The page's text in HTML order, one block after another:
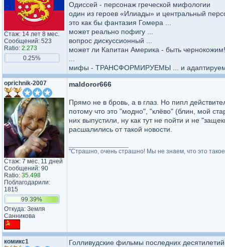
Стаж: 14 лет 8 мес.
Сообщений: 523
Ratio: 2.273
0.25%
Одиссей - персонаж греческой мифологии
один из героев «Илиады» и центральный
это как бы фантазия Гомера ...
может реально пофигу ...
вопрос дискуссионный ...
может ли Капитан Америка - быть
мифы - ТРАНСФОРМИРУЕМЫ ... и
oprichnik-2007
Стаж: 7 мес. 11 дней
Сообщений: 90
Ratio: 35.498
Поблагодарили:
1815
99.39%
Откуда: Земля
Санникова
maldoror666
Прямо не в бровь, а в глаз. Но пипл
потому что это "модно", "клёво" (блин, мой
них выпустили, ну как тут не пойти и не
расшалились от такой новости.
"Страшно, очень страшно! Мы не знаем, что это
комикс1
Голливудские фильмы последних